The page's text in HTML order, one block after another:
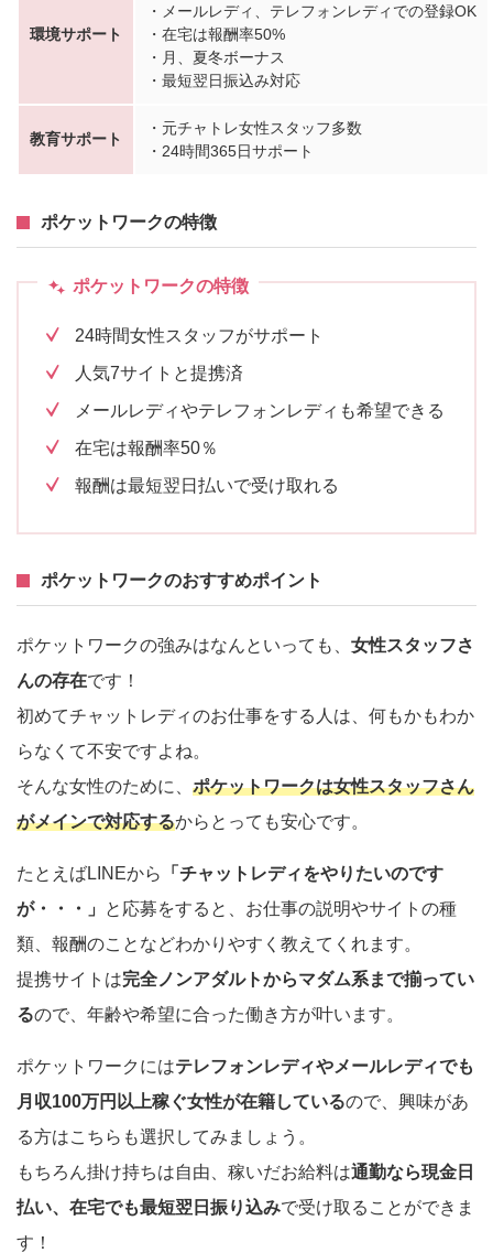
環境サポート
・メールレディ、テレフォンレディでの登録OK
・在宅は報酬率50%
・月、夏冬ボーナス
・最短翌日振込み対応
教育サポート
・元チャトレ女性スタッフ多数
・24時間365日サポート
ポケットワークの特徴
ポケットワークの特徴
24時間女性スタッフがサポート
人気7サイトと提携済
メールレディやテレフォンレディも希望できる
在宅は報酬率50％
報酬は最短翌日払いで受け取れる
ポケットワークのおすすめポイント
ポケットワークの強みはなんといっても、 女性スタッフさ
んの存在です！
初めてチャットレディのお仕事をする人は、何もかもわか
らなくて不安ですよね。
そんな女性のために、 ポケットワークは女性スタッフさん
がメインで対応するからとっても安心です。
たとえばLINEから
「チャットレディをやりたいのです
が・・・」
と応募をすると、お仕事の説明やサイトの種
類、報酬のことなどわかりやすく教えてくれます。
提携サイトは完全ノンアダルトからマダム系まで揃ってい
るので、年齢や希望に合った働き方が叶います。
ポケットワークにはテレフォンレディやメールレディでも
月収100万円以上稼ぐ女性が在籍しているので、興味があ
る方はこちらも選択してみましょう。
もちろん掛け持ちは自由、稼いだお給料は通勤なら現金日
払い、在宅でも最短翌日振り込みで受け取ることができま
す！